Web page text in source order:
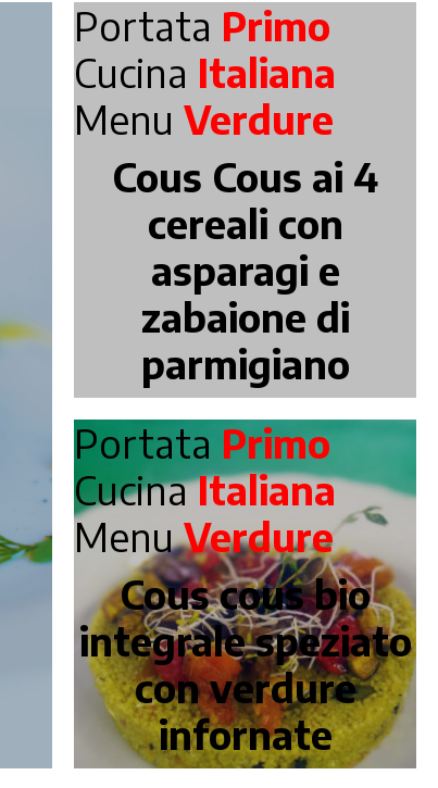
Portata Primo
Cucina Italiana
MenuVerdure
Cous Cous ai 4
cereali con
asparagi e
zabaione di
parmigiano
Portata Primo
CucinaItaliana
MenuVerdure
Cous cous bio
integrale speziato
con verdure
infornate